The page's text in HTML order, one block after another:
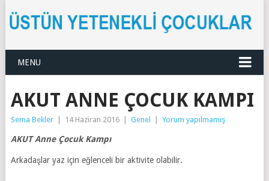
MENU
AKUT ANNE ÇOCUK KAMPI
Sema Bekler 14 Haziran 2016 Genel Yorum yapılmamış
AKUT Anne Çocuk Kampı
Arkadaşlar yaz için eğlenceli bir aktivite olabilir.